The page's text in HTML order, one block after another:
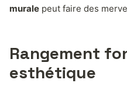
murale peut faire des
Rangement
esthétique